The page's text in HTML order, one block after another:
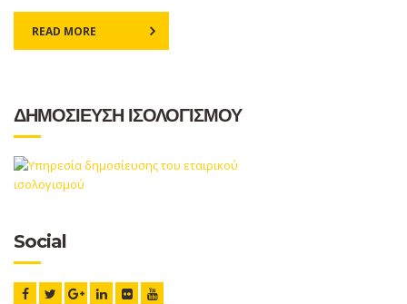
READ MORE
ΔΗΜΟΣΙΕΥΣΗ ΙΣΟΛΟΓΙΣΜΟΥ
Social